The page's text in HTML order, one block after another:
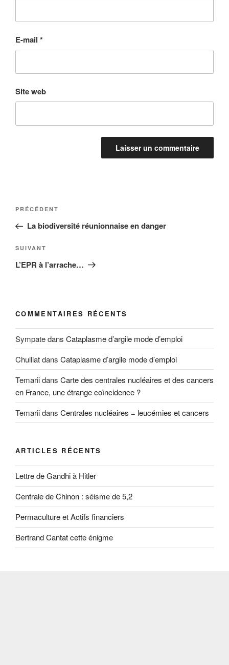
E-mail *
Site web
Navigation
l’article
Article
précédent
PRÉCÉDENT
La biodiversité réunionnaise en danger
Article
suivant
SUIVANT
L’EPR à l’arrache…
COMMENTAIRES RÉCENTS
Sympatedans Cataplasme d’argile mode d’emploi
Chulliatdans Cataplasme d’argile mode d’emploi
Temariidans Carte des centrales nucléaires et des cancers
en France, une étrange coïncidence ?
Temariidans Centrales nucléaires = leucémies et cancers
ARTICLES RÉCENTS
Lettre de Gandhi à Hitler
Centrale de Chinon : séisme de 5,2
Permaculture et Actifs financiers
Bertrand Cantat cette énigme